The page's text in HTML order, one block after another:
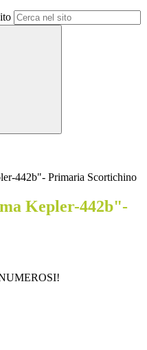
442b"- Primaria Scortichino
Kepler-442b"-